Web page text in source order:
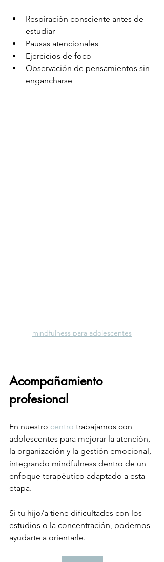
Respiración consciente antes de
estudiar
Pausas atencionales
Ejercicios de foco
Observación de pensamientos sin
engancharse
mindfulness para adolescentes
Acompañamiento
profesional
En nuestro centro trabajamos con
adolescentes para mejorar la atención,
la organización y la gestión emocional,
integrando mindfulness dentro de un
enfoque terapéutico adaptado a esta
etapa.
Si tu hijo/a tiene dificultades con los
estudios o la concentración, podemos
ayudarte a orientarle.